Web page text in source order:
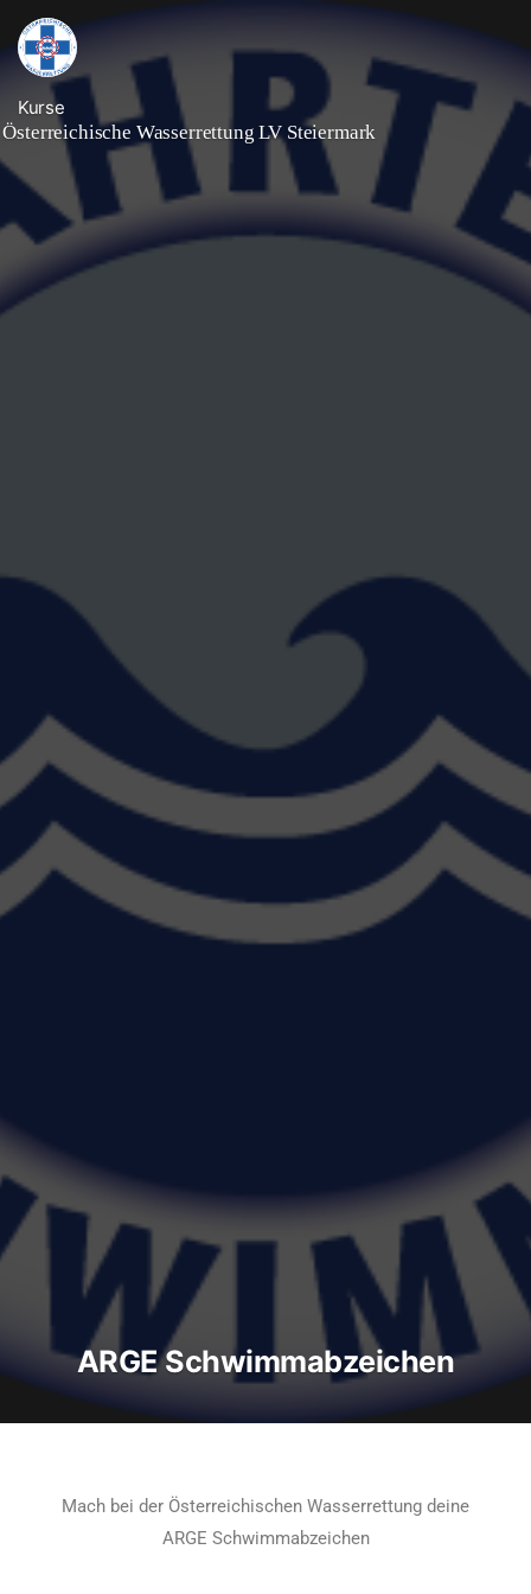
Kurse
Wasserrettung LV Steiermark
ARGE Schwimmabzeichen
Mach bei der Österreichischen Wasserrettung deine
ARGE Schwimmabzeichen